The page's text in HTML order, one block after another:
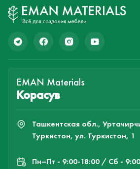
EMAN Materials
Корасув
Ташкентская обл.,
Туркистон, ул. Туркистон, 1
Пн–Пт - 9:00-18:00 / Сб -